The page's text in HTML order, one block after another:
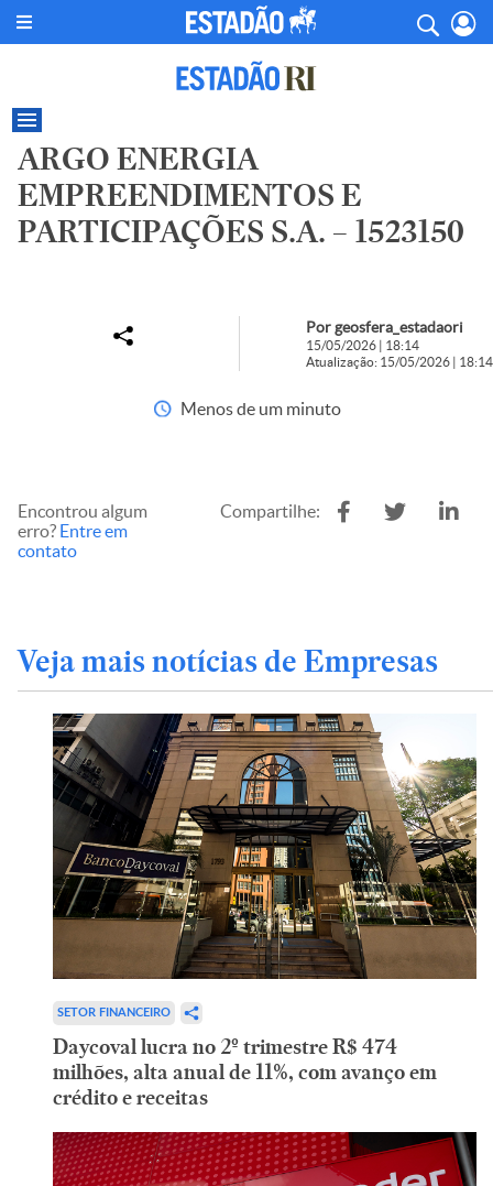
ARGO ENERGIA
EMPREENDIMENTOS E
PARTICIPAÇÕES S.A. – 1523150
Por geosfera_estadaori
15/05/2026 | 18:14
Atualização: 15/05/2026 | 18:14
Menos de um minuto
Encontrou algum
erro? Entre em
contato
Compartilhe:
Veja mais notícias de Empresas
SETOR FINANCEIRO
Daycoval lucra no 2º trimestre R$ 474
milhões, alta anual de 11%, com avanço em
crédito e receitas